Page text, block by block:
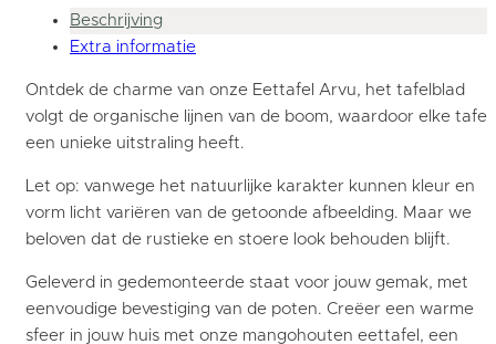
Beschrijving
Extra informatie
Ontdek de charme van onze Eettafel Arvu, het tafelblad
volgt de organische lijnen van de boom, waardoor elke tafel
een unieke uitstraling heeft.
Let op: vanwege het natuurlijke karakter kunnen kleur en
vorm licht variëren van de getoonde afbeelding. Maar we
beloven dat de rustieke en stoere look behouden blijft.
Geleverd in gedemonteerde staat voor jouw gemak, met
eenvoudige bevestiging van de poten. Creëer een warme
sfeer in jouw huis met onze mangohouten eettafel, een